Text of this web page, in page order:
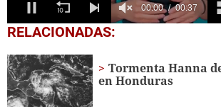
0
seconds
37
seconds
RELACIONADAS:
Tormenta Hanna
en Honduras